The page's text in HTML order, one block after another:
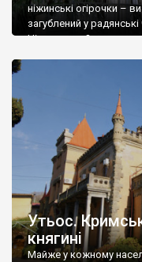
ніжинські огірочки –
загублений у
Ніжин греки?
Утьос.
княгині
Майже у кожному